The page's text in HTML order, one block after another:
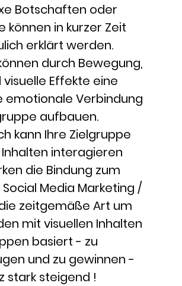
Botschaften oder
können in kurzer Zeit
erklärt werden.
durch Bewegung,
visuelle Effekte eine
emotionale Verbindung
aufbauen.
kann Ihre Zielgruppe
interagieren
die Bindung zum
Social Media Marketing /
zeitgemäße Art um
mit visuellen Inhalten
basiert - zu
und zu gewinnen -
stark steigend !